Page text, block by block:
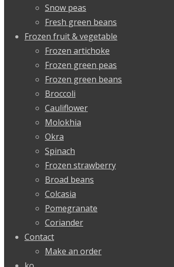
Snow peas
Fresh green beans
Frozen fruit & vegetable
Frozen artichoke
Frozen green peas
Frozen green beans
Broccoli
Cauliflower
Molokhia
Okra
Spinach
Frozen strawberry
Broad beans
Colcasia
Pomegranate
Coriander
Contact
Make an order